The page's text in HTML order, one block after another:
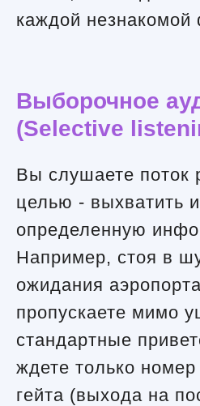
каждой незнакомой
Выборочное
(Selective
Вы слушаете поток
целью - выхватить
определенную
Например, стоя в
ожидания
пропускаете мимо
стандартные
ждете только
гейта (выхода на